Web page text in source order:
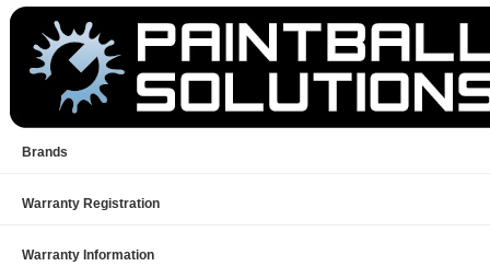
Brands
Warranty Registration
Warranty Information